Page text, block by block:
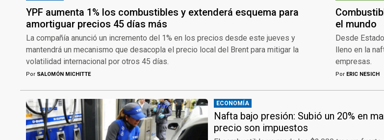
YPF aumenta 1% los combustibles y extenderá esquema para
amortiguar precios 45 días más
La compañía anunció un incremento del 1% en los precios desde este jueves y
mantendrá un mecanismo que desacopla el precio local del Brent para mitigar la
volatilidad internacional por otros 45 días.
Por SALOMÓN MICHITTE
el mundo
Desde
lleno en la
empresas.
Por ERIC NESICH
ECONOMÍA
Nafta bajo presión: Subió un 20% en
precio son impuestos